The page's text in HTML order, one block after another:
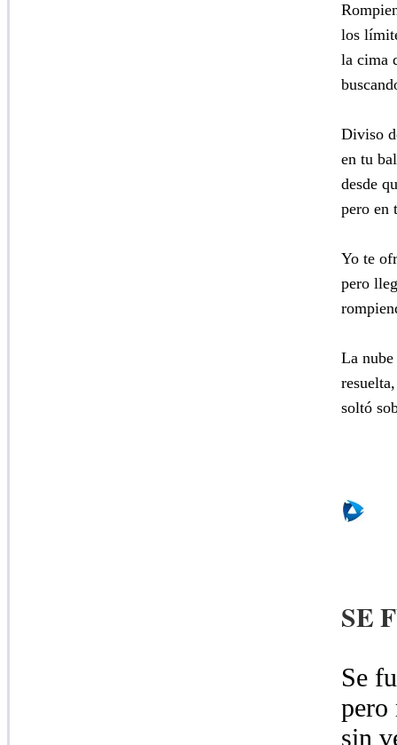
los
la cima
Diviso
en tu
desde
pero en
Yo te
pero
La
soltó
SE
Se
pero
sin